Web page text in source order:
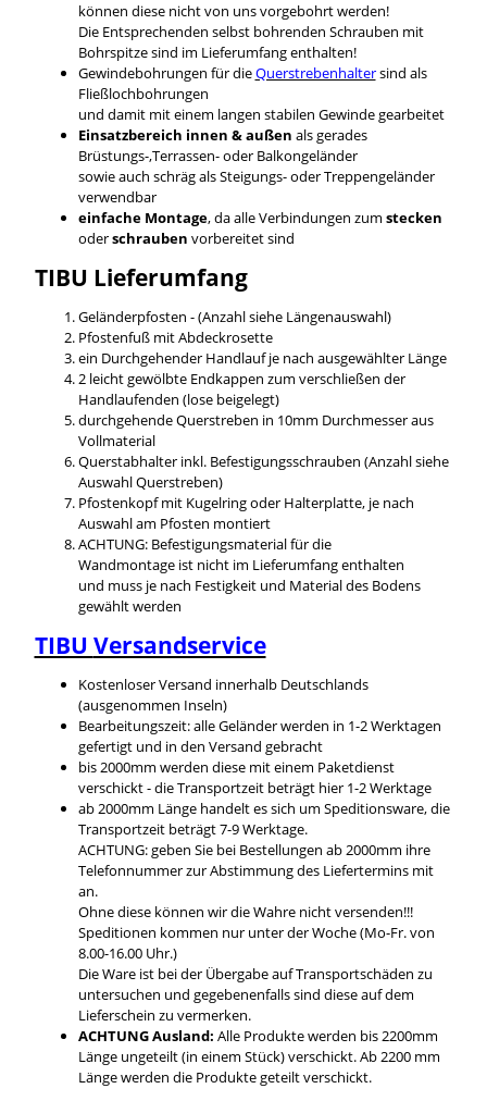
können diese nicht von uns vorgebohrt werden!
Die Entsprechenden selbst bohrenden Schrauben mit
Bohrspitze sind im Lieferumfang enthalten!
Gewindebohrungen für dieQuerstrebenhaltersind als
Fließlochbohrungen
und damit mit einem langen stabilen Gewinde gearbeitet
Einsatzbereich innen & außen als gerades
Brüstungs-,Terrassen- oder Balkongeländer
sowie auch schräg als Steigungs- oder Treppengeländer
verwendbar
einfache Montage, da alle Verbindungen zum stecken
oderschrauben vorbereitet sind
TIBU Lieferumfang
Geländerpfosten - (Anzahl siehe Längenauswahl)
Pfostenfuß mit Abdeckrosette
ein Durchgehender Handlauf je nach ausgewählter Länge
2 leicht gewölbte Endkappen zum verschließen der
Handlaufenden (lose beigelegt)
durchgehende Querstreben in 10mm Durchmesser aus
Vollmaterial
Querstabhalter inkl. Befestigungsschrauben (Anzahl siehe
Auswahl Querstreben)
Pfostenkopf mit Kugelring oder Halterplatte, je nach
Auswahl am Pfosten montiert
ACHTUNG: Befestigungsmaterial für die
Wandmontage ist nicht im Lieferumfang enthalten
und muss je nach Festigkeit und Material des Bodens
gewählt werden
TIBU Versandservice
Kostenloser Versand innerhalb Deutschlands
(ausgenommen Inseln)
Bearbeitungszeit: alle Geländer werden in 1-2 Werktagen
gefertigt und in den Versand gebracht
bis 2000mm werden diese mit einem Paketdienst
verschickt - die Transportzeit beträgt hier 1-2 Werktage
ab 2000mm Länge handelt es sich um Speditionsware, die
Transportzeit beträgt 7-9 Werktage.
ACHTUNG: geben Sie bei Bestellungen ab 2000mm ihre
Telefonnummer zur Abstimmung des Liefertermins mit
an.
Ohne diese können wir die Wahre nicht versenden!!!
Speditionen kommen nur unter der Woche (Mo-Fr. von
8.00-16.00 Uhr.)
Die Ware ist bei der Übergabe auf Transportschäden zu
untersuchen und gegebenenfalls sind diese auf dem
Lieferschein zu vermerken.
ACHTUNG Ausland: Alle Produkte werden bis 2200mm
Länge ungeteilt (in einem Stück) verschickt. Ab 2200 mm
Länge werden die Produkte geteilt verschickt.